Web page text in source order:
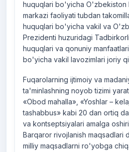
huquqlari bo'yicha O'zbekiston
markazi faoliyati tubdan
huquqlari bo'yicha vakil va
Prezidenti huzuridagi
huquqlari va qonuniy
bo'yicha vakil lavozimlari joriy
Fuqarolarning ijtimoiy va
ta'minlashning noyob tizimi
«Obod mahalla», «Yoshlar –
tashabbus» kabi 20 dan ortiq
va kontseptsiyalari amalga
Barqaror rivojlanish maqsadlari
milliy maqsadlarni ro'yobga